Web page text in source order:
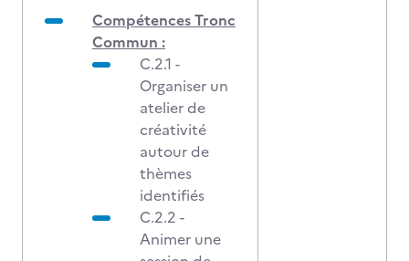
Compétences Tronc
Commun :
C.2.1 -
Organiser un
atelier de
créativité
autour de
thèmes
identifiés
C.2.2 -
Animer une